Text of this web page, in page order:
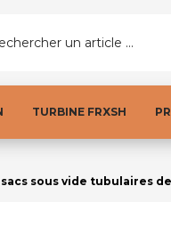
un article ...
TURBINE FRXSH
sacs sous vide tubulaires